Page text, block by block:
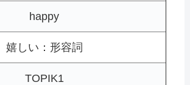
happy
嬉しい：形容詞
TOPIK1